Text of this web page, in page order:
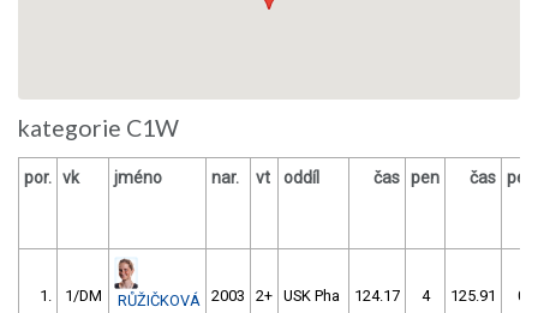
kategorie C1W
por. vk jméno nar. vt oddíl čas pen čas pen
1. 1/DM
RŮŽIČKOVÁ 2003 2+ USK Pha 124.17 4 125.91 0